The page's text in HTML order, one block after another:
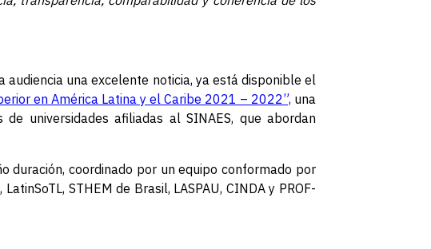
audiencia una excelente noticia, ya está disponible el
en América Latina y el Caribe 2021 – 2022”, una
universidades afiliadas al SINAES, que abordan
duración, coordinado por un equipo conformado por
STHEM de Brasil, LASPAU, CINDA y PROF-